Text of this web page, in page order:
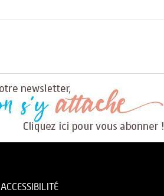
ACCESSIBILITÉ